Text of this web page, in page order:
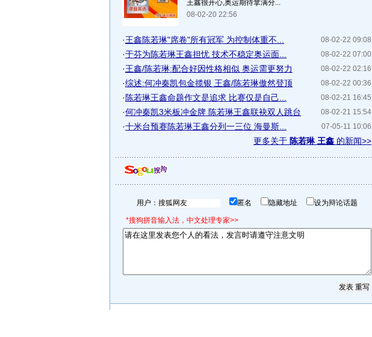
王鑫很开心,奥运期待拿满分...
08-02-20 22:56
08-02-22 09:08
·王鑫陈若琳"席卷"所有冠军 为控制体重不...
08-02-22 07:00
·于芬为陈若琳王鑫担忧 技术不稳定奥运面...
08-02-22 02:16
·王鑫/陈若琳:配合好因性格相似 奥运需更努力
08-02-22 00:36
·综述:何冲秦凯包金揽银 王鑫/陈若琳傲然登顶
08-02-21 16:45
· 陈若琳王鑫命题作文是追求 比赛仅是自己...
08-02-21 15:54
·何冲秦凯3米板冲金牌 陈若琳王鑫联袂双人跳台
07-05-11 10:06
·十米台预赛陈若琳王鑫分列一三位 海曼斯...
更多关于 陈若琳 王鑫 的新闻>>
用户： 匿名 隐藏地址 设为辩论话题
*搜狗拼音输入法，中文处理专家>>